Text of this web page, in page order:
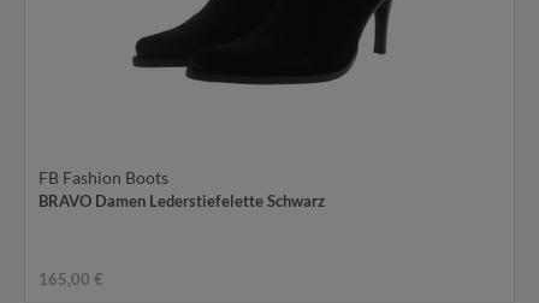
FB Fashion Boots
BRAVO Damen Lederstiefelette Schwarz
165,00 €